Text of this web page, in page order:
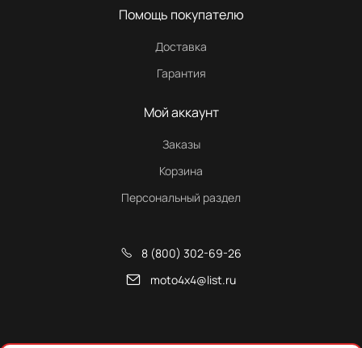
Помощь покупателю
Доставка
Гарантия
Мой аккаунт
Заказы
Корзина
Персональный раздел
8 (800) 302-69-26
moto4x4@list.ru